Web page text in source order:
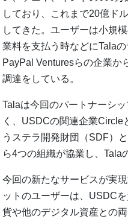
しており、これまで20億ド
してきた。ユーザーは小規
業料を支払う時などにTala
PayPal Venturesらの企業か
調達をしている。
Talaは今回のパートナーシ
く、USDCの関連企業Circle
うステラ開発財団（SDF）
ら4つの組織が協業し、Tala
今回の新たなサービスが実
ットのユーザーは、USDC
貨や他のデジタル資産との